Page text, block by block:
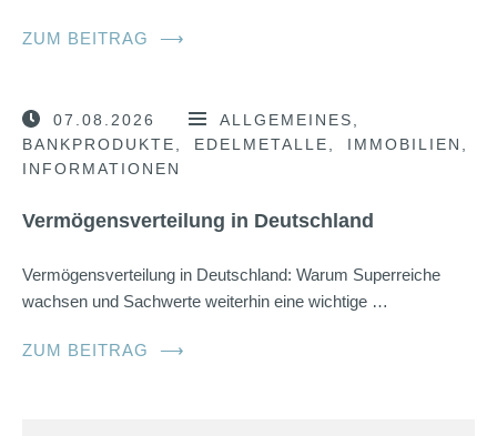
ZUM BEITRAG ⟶
07.08.2026
ALLGEMEINES
BANKPRODUKTE
EDELMETALLE
IMMOBILIEN
INFORMATIONEN
Vermögensverteilung in Deutschland
Vermögensverteilung in Deutschland: Warum Superreiche
wachsen und Sachwerte weiterhin eine wichtige …
ZUM BEITRAG ⟶